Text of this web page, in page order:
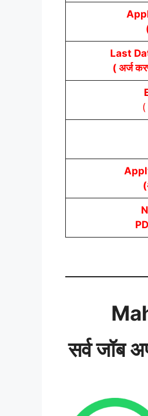
Last
( अर्ज
(
सर्व जॉब